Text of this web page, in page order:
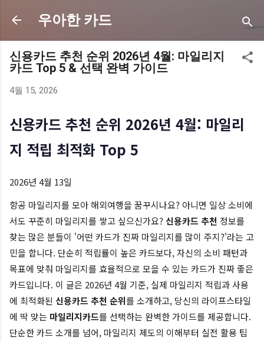
기본 콘텐츠로 건너뛰기
우아한 카드
신용카드 추천 순위 2026년 4월: 마일리지
카드 Top 5 & 선택 완벽 가이드
4월 15, 2026
신용카드 추천 순위 2026년 4월: 마일리
지 적립 최적화 Top 5
2026년 4월 13일
항공 마일리지를 모아 해외여행을 꿈꾸시나요? 아니면 일상 소비에
서도 꾸준히 마일리지를 쌓고 싶으신가요? 신용카드 추천 정보를
찾는 많은 분들이 '어떤 카드가 진짜 마일리지를 많이 주지?'라는 고
민을 합니다. 단순히 적립률이 높은 카드보다, 자신의 소비 패턴과
목표에 맞춰 마일리지를 효율적으로 모을 수 있는 카드가 진짜 좋은
카드입니다. 이 글은 2026년 4월 기준, 실제 마일리지 적립과 사용
에 최적화된 신용카드 추천 순위를 소개하고, 당신의 라이프스타일
에 딱 맞는 마일리지카드를 선택하는 완벽한 가이드를 제공합니다.
단순한 카드 소개를 넘어, 마일리지 제도의 이해부터 실전 활용 팁